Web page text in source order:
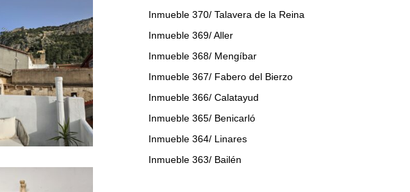
Inmueble 370/ Talavera de la Reina
Inmueble 369/ Aller
Inmueble 368/ Mengíbar
Inmueble 367/ Fabero del Bierzo
Inmueble 366/ Calatayud
Inmueble 365/ Benicarló
Inmueble 364/ Linares
Inmueble 363/ Bailén